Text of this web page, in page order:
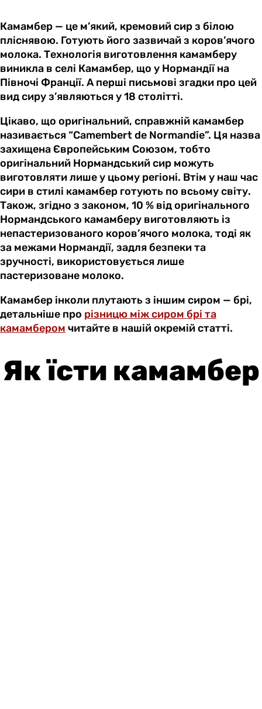
Камамбер — це м’який, кремовий сир з білою
пліснявою. Готують його зазвичай з коров’ячого
молока. Технологія виготовлення камамберу
виникла в селі Камамбер, що у Нормандії на
Півночі Франції. А перші письмові згадки про цей
вид сиру з’являються у 18 столітті.
Цікаво, що оригінальний, справжній камамбер
називається “Camembert de Normandie”. Ця назва
захищена Європейським Союзом, тобто
оригінальний Нормандський сир можуть
виготовляти лише у цьому регіоні. Втім у наш час
сири в стилі камамбер готують по всьому світу.
Також, згідно з законом, 10 % від оригінального
Нормандського камамберу виготовляють із
непастеризованого коров’ячого молока, тоді як
за межами Нормандії, задля безпеки та
зручності, використовується лише
пастеризоване молоко.
Камамбер інколи плутають з іншим сиром — брі,
детальніше про різницю між сиром брі та
камамбером читайте в нашій окремій статті.
Як їсти камамбер